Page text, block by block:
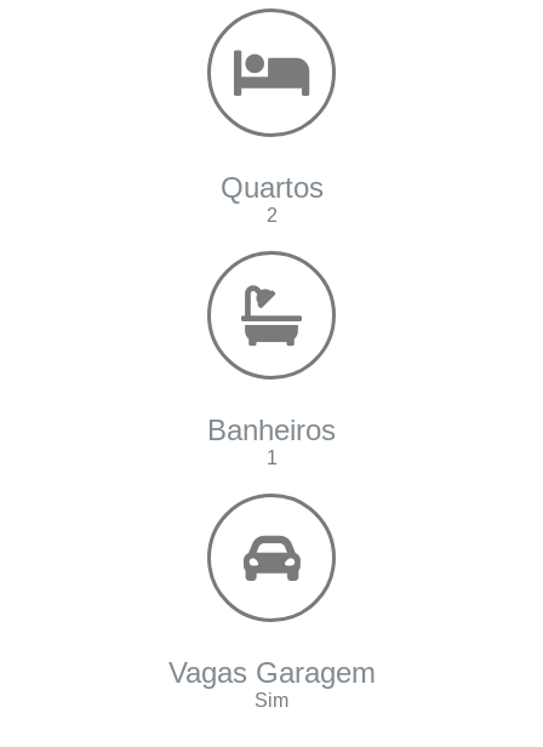
Quartos
2
Banheiros
1
Vagas Garagem
Sim